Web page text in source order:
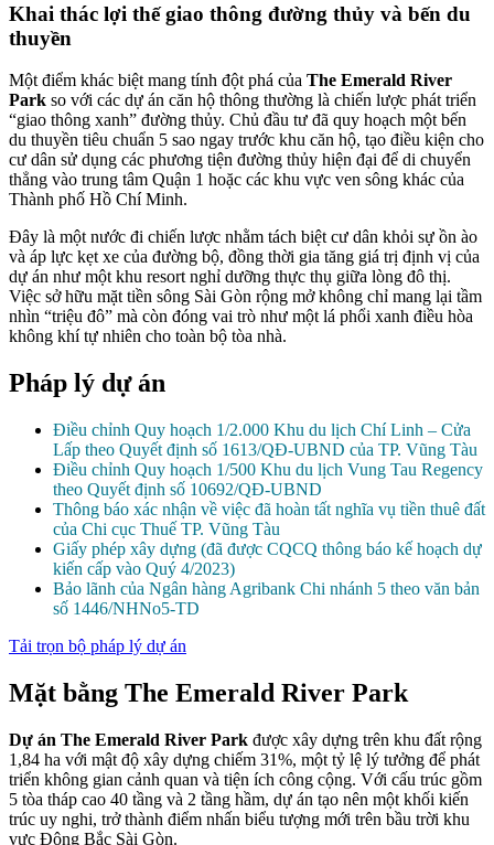
Khai thác lợi thế giao thông đường thủy và bến du
thuyền
Một điểm khác biệt mang tính đột phá của The Emerald River
Park so với các dự án căn hộ thông thường là chiến lược phát triển
“giao thông xanh” đường thủy. Chủ đầu tư đã quy hoạch một bến
du thuyền tiêu chuẩn 5 sao ngay trước khu căn hộ, tạo điều kiện cho
cư dân sử dụng các phương tiện đường thủy hiện đại để di chuyển
thẳng vào trung tâm Quận 1 hoặc các khu vực ven sông khác của
Thành phố Hồ Chí Minh.
Đây là một nước đi chiến lược nhằm tách biệt cư dân khỏi sự ồn ào
và áp lực kẹt xe của đường bộ, đồng thời gia tăng giá trị định vị của
dự án như một khu resort nghỉ dưỡng thực thụ giữa lòng đô thị.
Việc sở hữu mặt tiền sông Sài Gòn rộng mở không chỉ mang lại tầm
nhìn “triệu đô” mà còn đóng vai trò như một lá phổi xanh điều hòa
không khí tự nhiên cho toàn bộ tòa nhà.
Pháp lý dự án
Điều chỉnh Quy hoạch 1/2.000 Khu du lịch Chí Linh – Cửa
Lấp theo Quyết định số 1613/QĐ-UBND của TP. Vũng Tàu
Điều chỉnh Quy hoạch 1/500 Khu du lịch Vung Tau Regency
theo Quyết định số 10692/QĐ-UBND
Thông báo xác nhận về việc đã hoàn tất nghĩa vụ tiền thuê đất
của Chi cục Thuế TP. Vũng Tàu
Giấy phép xây dựng (đã được CQCQ thông báo kế hoạch dự
kiến cấp vào Quý 4/2023)
Bảo lãnh của Ngân hàng Agribank Chi nhánh 5 theo văn bản
số 1446/NHNo5-TD
Tải trọn bộ pháp lý dự án
Mặt bằng The Emerald River Park
Dự án The Emerald River Park được xây dựng trên khu đất rộng
1,84 ha với mật độ xây dựng chiếm 31%, một tỷ lệ lý tưởng để phát
triển không gian cảnh quan và tiện ích công cộng. Với cấu trúc gồm
5 tòa tháp cao 40 tầng và 2 tầng hầm, dự án tạo nên một khối kiến
trúc uy nghi, trở thành điểm nhấn biểu tượng mới trên bầu trời khu
vực Đông Bắc Sài Gòn.